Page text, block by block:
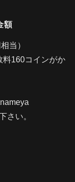
額
当）
160コインがか
さい。